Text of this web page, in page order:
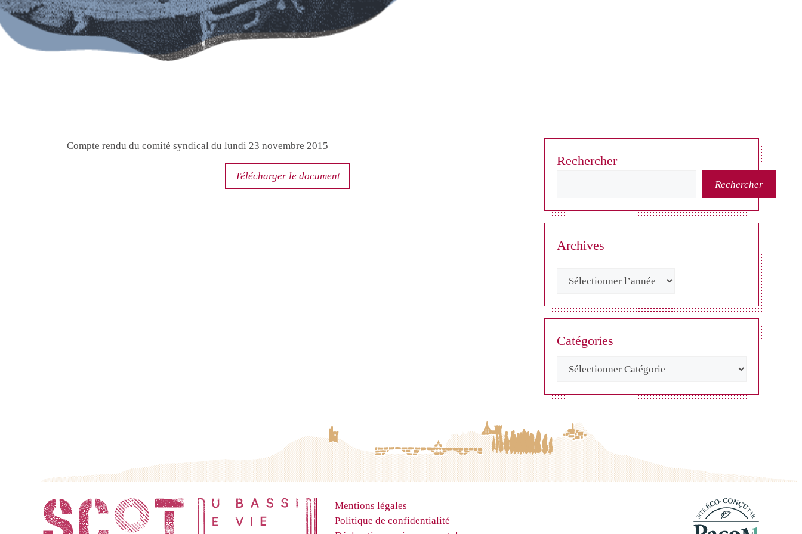
Compte rendu du comité syndical du lundi 23 novembre 2015
Télécharger le document
Rechercher
Rechercher
Archives
Catégories
Mentions légales
Politique de confidentialité